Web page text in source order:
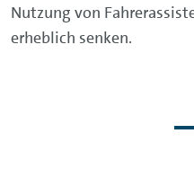
Nutzung von
erheblich senken.